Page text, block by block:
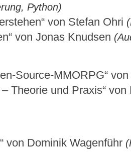
Python)
von Stefan Ohri
von Jonas Knudsen
Source-MMORPG“
Theorie und Praxis“
von Dominik Wagenführ